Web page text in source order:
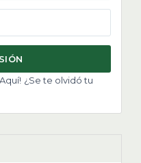
¿Se te olvidó tu